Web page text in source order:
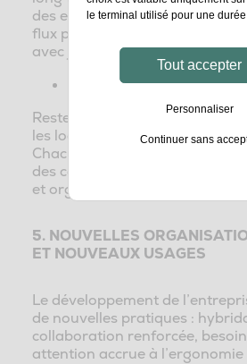
des espaces et l’étude des
flux permettent de
avec justesse.
Explorer les scénarios
Rester et optimiser, adapter
les locaux existants ou
Chacun doit être évalué au
des contraintes réglementaires,
et organisationnelles.
5. NOUVELLES
ET NOUVEAUX USAGES
Le développement de
de nouvelles pratiques :
collaboration renforcée,
attention accrue à
le terminal utilisé pour une durée
Tout accepter
Personnaliser
Continuer sans